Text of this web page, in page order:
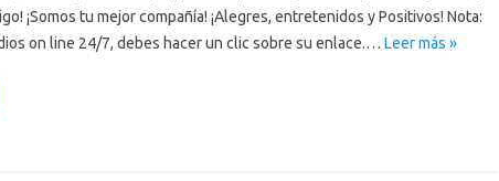
¡Somos tu mejor compañía! ¡Alegres, entretenidos y Positivos! Nota:
on line 24/7, debes hacer un clic sobre su enlace.… Leer más »